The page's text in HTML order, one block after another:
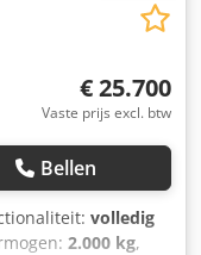
€ 25.700
Vaste prijs excl. btw
Bellen
volledig
2.000 kg,